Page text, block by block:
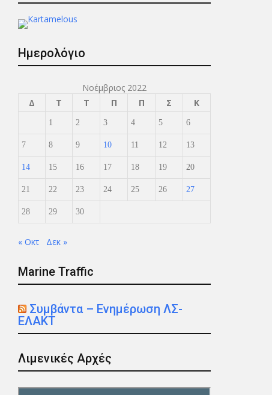
Ημερολόγιο
Νοέμβριος 2022
Δ
Τ Τ Π Π Σ Κ
1 2 3 4 5 6
7 8 9 10 11 12 13
14 15 16 17 18 19 20
21 22 23 24 25 26 27
28 29 30
« Οκτ Δεκ »
Marine Traffic
Συμβάντα – Ενημέρωση ΛΣ-
ΕΛΑΚΤ
Λιμενικές Αρχές